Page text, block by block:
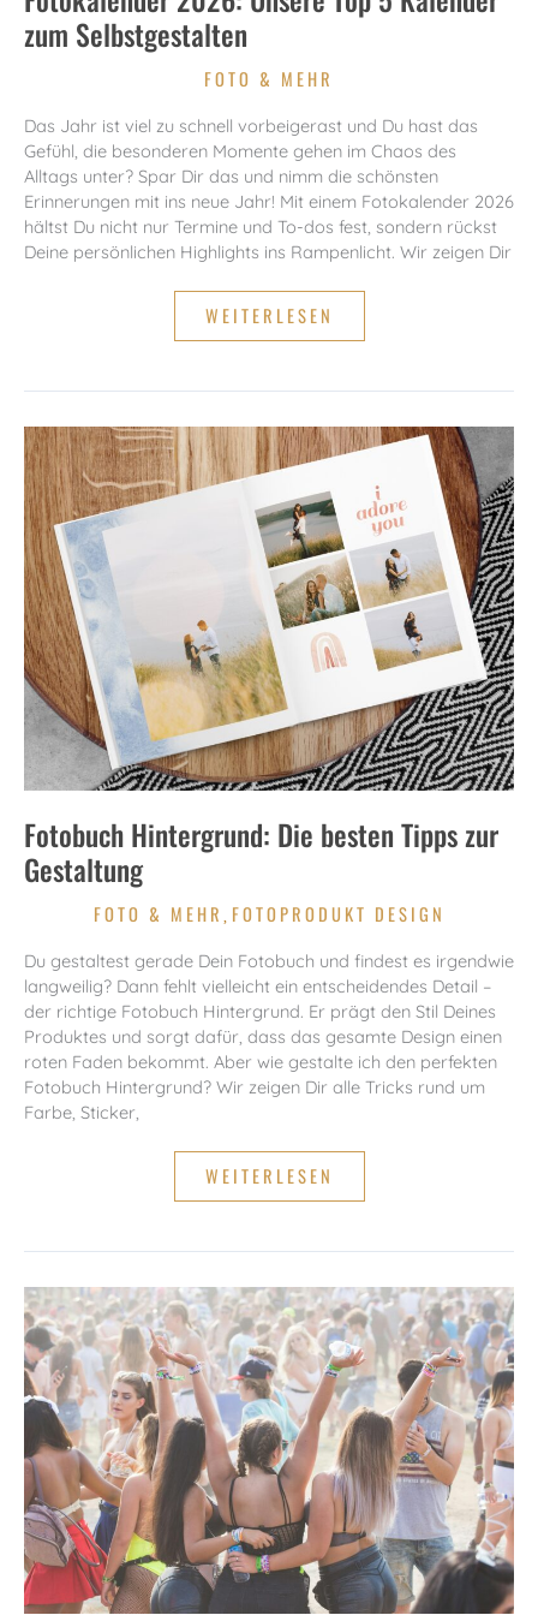
zum Selbstgestalten
FOTO & MEHR
Das Jahr ist viel zu schnell vorbeigerast und Du hast das
Gefühl, die besonderen Momente gehen im Chaos des
Alltags unter? Spar Dir das und nimm die schönsten
Erinnerungen mit ins neue Jahr! Mit einem Fotokalender 2026
hältst Du nicht nur Termine und To-dos fest, sondern rückst
Deine persönlichen Highlights ins Rampenlicht. Wir zeigen Dir
FOTOKALENDER
2026:
UNSERE
KALENDER
SELBSTGESTALTEN
WEITERLESEN
Fotobuch Hintergrund: Die besten Tipps zur
Gestaltung
FOTO & MEHR FOTOPRODUKT DESIGN
Du gestaltest gerade Dein Fotobuch und findest es irgendwie
langweilig? Dann fehlt vielleicht ein entscheidendes Detail –
der richtige Fotobuch Hintergrund. Er prägt den Stil Deines
Produktes und sorgt dafür, dass das gesamte Design einen
roten Faden bekommt. Aber wie gestalte ich den perfekten
Fotobuch Hintergrund? Wir zeigen Dir alle Tricks rund um
Farbe, Sticker,
FOTOBUCH
HINTERGRUND:
DIE
ZUR
WEITERLESEN